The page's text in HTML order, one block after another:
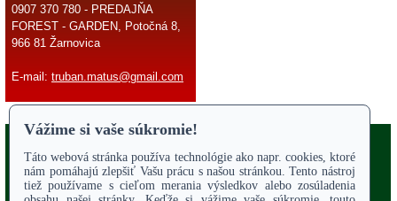
0907 370 780 - PREDAJŇA
FOREST - GARDEN, Potočná 8,
966 81 Žarnovica
E-mail: truban.matus@gmail.com
Copyright 2017 Odstúpiť od zmluvy
ÚVODNÁ STRANA
Online parts katalógy